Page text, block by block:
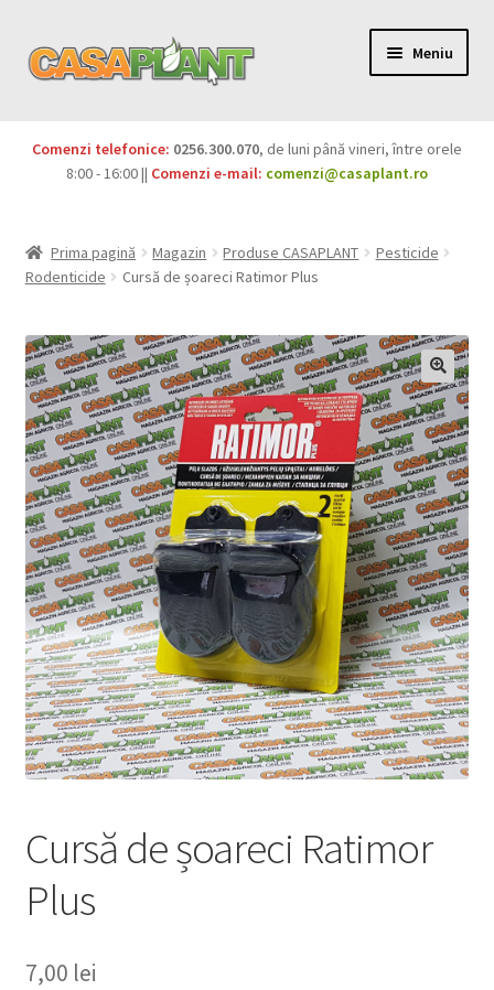
Meniu
Pesticide
copil
Produse BIO
Igienă publică
Casa și grădina
Extinde
meniul
copil
Sere și solarii
Extinde
meniul
copil
Comenzi telefonice: 0256.300.070, de luni până vineri, între orele
8:00 - 16:00 || Comenzi e-mail: comenzi@casaplant.ro
Prima pagină Magazin Produse CASAPLANT
Pesticide
Rodenticide
Cursă de șoareci Ratimor Plus
Cursă de șoareci Ratimor
Plus
7,00 lei